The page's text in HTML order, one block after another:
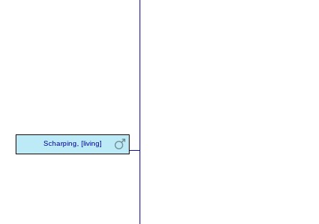
Scharping, [living]